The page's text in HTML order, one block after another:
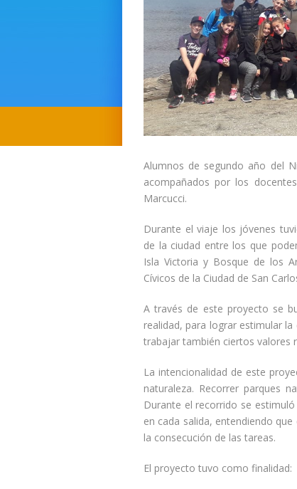
Alumnos de segundo año del
acompañados por los
Marcucci.
Durante el viaje los jóvenes
de la ciudad entre los que
Isla Victoria y Bosque de los
Cívicos de la Ciudad de San
A través de este proyecto se
realidad, para lograr estimular
trabajar también ciertos valores
La intencionalidad de este
naturaleza. Recorrer parques
Durante el recorrido se
en cada salida, entendiendo
la consecución de las tareas.
El proyecto tuvo como finalidad: